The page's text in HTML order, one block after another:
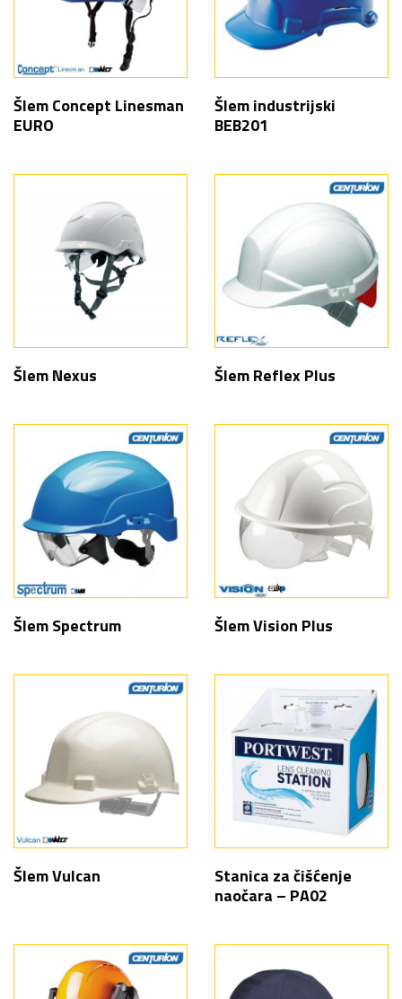
Šlem Concept Linesman
EURO
Šlem industrijski
BEB201
Šlem Nexus Šlem Reflex Plus
Šlem Spectrum Šlem Vision Plus
Šlem Vulcan
Stanica za čišćenje
naočara – PA02